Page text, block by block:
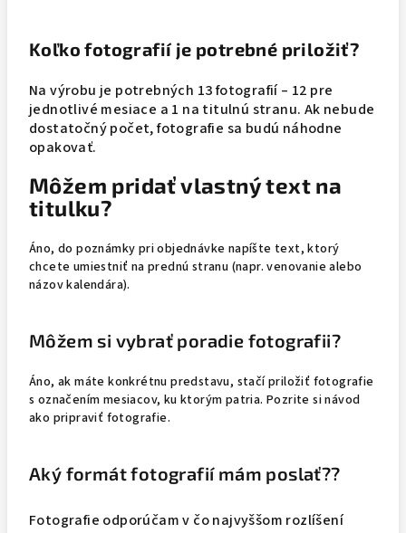
Koľko fotografií je potrebné priložiť?
Na výrobu je potrebných 13 fotografií – 12 pre
jednotlivé mesiace a 1 na titulnú stranu. Ak nebude
dostatočný počet, fotografie sa budú náhodne
opakovať.
Môžem pridať vlastný text na
titulku?
Áno, do poznámky pri objednávke napíšte text, ktorý
chcete umiestniť na prednú stranu (napr. venovanie alebo
názov kalendára).
Môžem si vybrať poradie fotografii?
Áno, ak máte konkrétnu predstavu, stačí priložiť fotografie
s označením mesiacov, ku ktorým patria. Pozrite si návod
ako pripraviť fotografie.
Aký formát fotografií mám poslať??
Fotografie odporúčam v čo najvyššom rozlíšení